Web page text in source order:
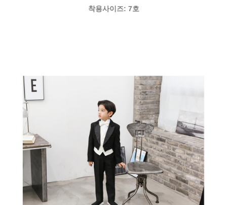
착용사이즈: 7호